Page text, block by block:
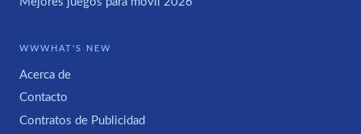
WWWHAT'S NEW
Acerca de
Contacto
Contratos de Publicidad